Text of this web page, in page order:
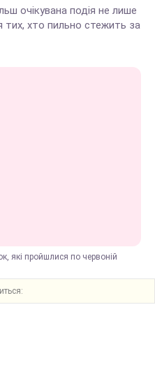
очікувана подія не лише
тих, хто пильно стежить за
які пройшлися по червоній